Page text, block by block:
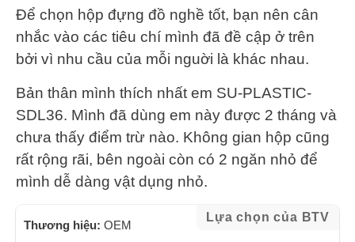
Để chọn hộp đựng đồ nghề tốt, bạn nên cân
nhắc vào các tiêu chí mình đã đề cập ở trên
bởi vì nhu cầu của mỗi nguời là khác nhau.
Bản thân mình thích nhất em SU-PLASTIC-
SDL36. Mình đã dùng em này được 2 tháng và
chưa thấy điểm trừ nào. Không gian hộp cũng
rất rộng rãi, bên ngoài còn có 2 ngăn nhỏ để
mình dễ dàng vật dụng nhỏ.
Lựa chọn của BTV
Thương hiệu: OEM